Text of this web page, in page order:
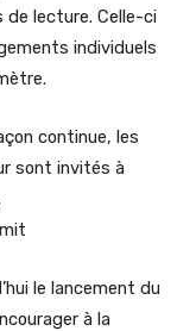
de lecture. Celle-ci
individuels
continue, les
sont invités à
le lancement du
à la